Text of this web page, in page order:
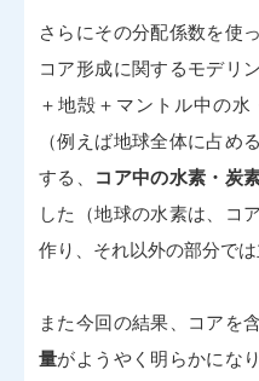
さらにその分配係数を使
コア形成に関するモデリ
＋地殻＋マントル中の
（例えば地球全体に占め
する、
コア中の水素・炭
した（地球の水素は、コ
作り、それ以外の部分で
また今回の結果、コアを
量がようやく明らかにな